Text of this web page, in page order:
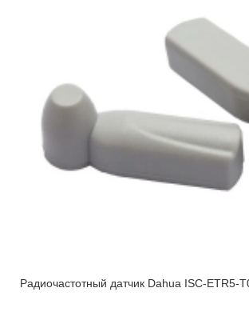
Радиочастотный датчик Dahua ISC-ETR5-